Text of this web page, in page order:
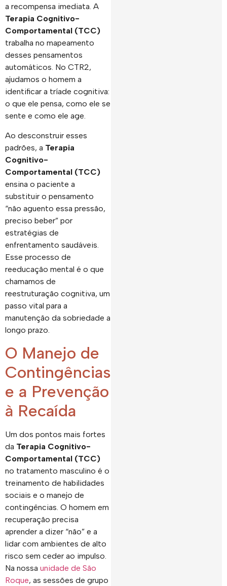
a recompensa imediata. A
Terapia Cognitivo-
Comportamental (TCC)
trabalha no mapeamento
desses pensamentos
automáticos. No CTR2,
ajudamos o homem a
identificar a tríade cognitiva:
o que ele pensa, como ele se
sente e como ele age.
Ao desconstruir esses
padrões, a Terapia
Cognitivo-
Comportamental (TCC)
ensina o paciente a
substituir o pensamento
“não aguento essa pressão,
preciso beber” por
estratégias de
enfrentamento saudáveis.
Esse processo de
reeducação mental é o que
chamamos de
reestruturação cognitiva, um
passo vital para a
manutenção da sobriedade a
longo prazo.
O Manejo de
Contingências
e a Prevenção
à Recaída
Um dos pontos mais fortes
da Terapia Cognitivo-
Comportamental (TCC)
no tratamento masculino é o
treinamento de habilidades
sociais e o manejo de
contingências. O homem em
recuperação precisa
aprender a dizer “não” e a
lidar com ambientes de alto
risco sem ceder ao impulso.
Na nossa unidade de São
Roque, as sessões de grupo